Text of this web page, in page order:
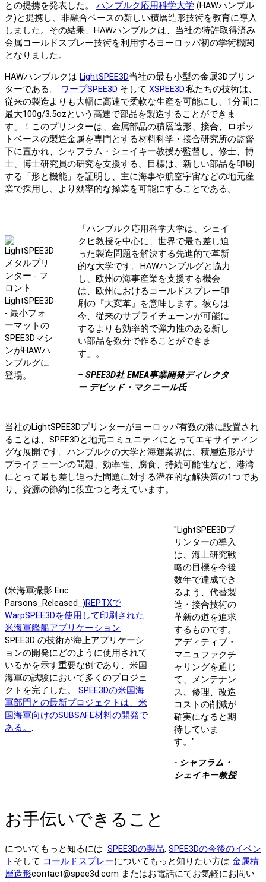
との提携を発表した。 ハンブルク応用科学大学 (HAWハンブル
ク)と提携し、非融合ベースの新しい積層造形技術を教育に導入
しました。その結果、HAWハンブルクは、当社の特許取得済み
金属コールドスプレー技術を利用するヨーロッパ初の学術機関
となりました。
HAWハンブルクは LightSPEE3D当社の最も小型の金属3Dプリン
ターである。
ワープSPEE3D そして XSPEE3D.私たちの技術は、
従来の製造よりも大幅に高速で柔軟な生産を可能にし、1分間に
最大100g/3.5ozという高速で部品を製造することができま
す」！このプリンターは、金属部品の積層造形、接合、ロボッ
トベースの製造金属を専門とする材料科学・接合研究所の監督
下に置かれ、シャフラム・シェイキー教授が監督し、修士、博
士、博士研究員の研究を支援する。目標は、新しい部品を印刷
する「形と機能」を証明し、主に海事や航空宇宙などの地元産
業で採用し、より効率的な操業を可能にすることである。
LightSPEE3D
- 最小フォ
ーマットの
SPEE3Dマシ
ンがHAWハ
ンブルグに
登場。
「ハンブルク応用科学大学は、シェイ
クヒ教授を中心に、世界で最も差し迫
った製造問題を解決する先進的で革新
的な大学です。HAWハンブルグと協力
し、欧州の海事産業を支援する機会
は、欧州におけるコールドスプレー印
刷の『大変革』を意味します。彼らは
今、従来のサプライチェーンが可能に
するよりも効率的で弾力性のある新し
い部品を数分で作ることができま
す」。
– SPEE3D社 EMEA事業開発ディレクタ
ー デビッド・マクニール氏.
当社のLightSPEE3Dプリンターがヨーロッパ有数の港に設置され
ることは、SPEE3Dと地元コミュニティにとってエキサイティン
グな展開です。ハンブルクの大学と海運業界は、積層造形がサ
プライチェーンの問題、効率性、腐食、持続可能性など、港湾
にとって最も差し迫った問題に対する潜在的な解決策の1つであ
り、資源の節約に役立つと考えています。
(米海軍撮影 Eric
Parsons_Released_)REPTXで
WarpSPEE3Dを使用して印刷された
米海軍艦船アプリケーション
SPEE3D の技術が海上アプリケーシ
ョンの開発にどのように使用されて
いるかを示す重要な例であり、米国
海軍の試験において多くのプロジェ
クトを完了した。 SPEE3Dの米国海
軍部門との最新プロジェクトは、米
国海軍向けのSUBSAFE材料の開発で
ある。 .
"LightSPEE3Dプ
リンターの導入
は、海上研究戦
略の目標を今後
数年で達成でき
るよう、代替製
造・接合技術の
革新の道を追求
するものです。
アディティブ・
マニュファクチ
ャリングを通じ
て、メンテナン
ス、修理、改造
コストの削減が
確実になると期
待していま
す。"
- シャフラム・
シェイキー教授
お手伝いできること
についてもっと知るには SPEE3Dの製品, SPEE3Dの今後のイベン
ト そして コールドスプレーについてもっと知りたい方は 金属積
層造形contact@spee3d.com またはお電話にてお気軽にお問い